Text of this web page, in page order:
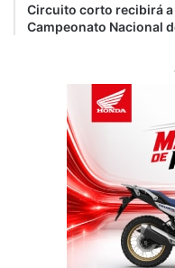
Circuito corto recibirá
Campeonato Nacional